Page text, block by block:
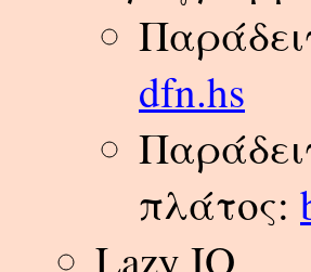
dfn.hs
πλάτος:
Lazy IO